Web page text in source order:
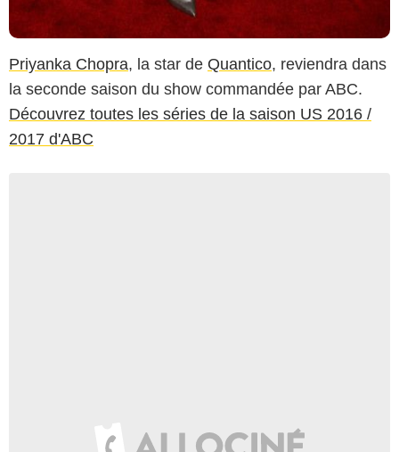
Priyanka Chopra, la star de Quantico, reviendra dans
la seconde saison du show commandée par ABC.
Découvrez toutes les séries de la saison US 2016 /
2017 d'ABC